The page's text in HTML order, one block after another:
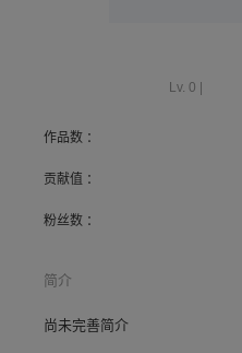
Lv. 0 |
作品数 ：
贡献值 ：
粉丝数 ：
简介
尚未完善简介